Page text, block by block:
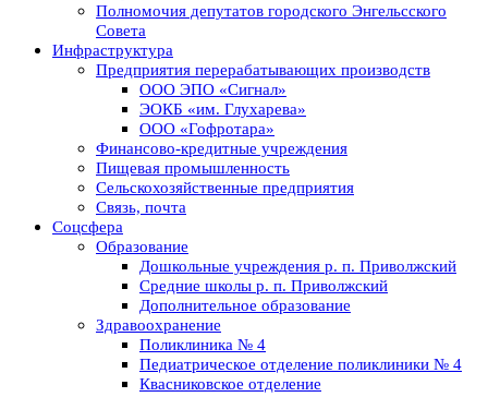
Полномочия депутатов городского Энгельсского
Совета
Инфраструктура
Предприятия перерабатывающих производств
ООО ЭПО «Сигнал»
ЭОКБ «им. Глухарева»
ООО «Гофротара»
Финансово-кредитные учреждения
Пищевая промышленность
Сельскохозяйственные предприятия
Связь, почта
Соцсфера
Образование
Дошкольные учреждения р. п. Приволжский
Средние школы р. п. Приволжский
Дополнительное образование
Здравоохранение
Поликлиника № 4
Педиатрическое отделение поликлиники № 4
Квасниковское отделение